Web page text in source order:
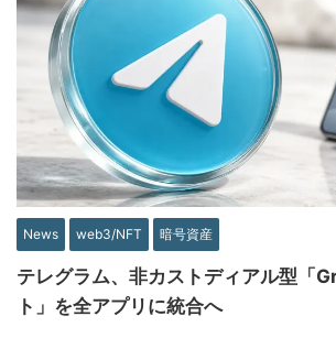
News web3/NFT 暗号資産
テレグラム、非カストディアル型「
ト」を全アプリに統合へ